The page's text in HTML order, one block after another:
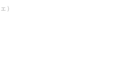
）